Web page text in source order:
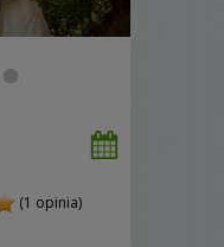
(1 opinia)